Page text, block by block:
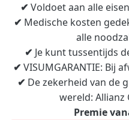
✔ Voldoet aan alle
✔ Medische kosten
alle
✔ Je kunt tussentijds
✔ VISUMGARANTIE: Bij
✔ De zekerheid van de
wereld: Allianz
Premie